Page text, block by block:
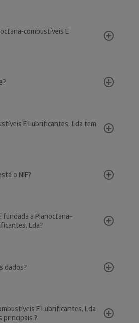
combustíveis E
E Lubrificantes, Lda tem
o NIF?
fundada a Planoctana-
Lda?
dados?
E Lubrificantes, Lda
principais ?